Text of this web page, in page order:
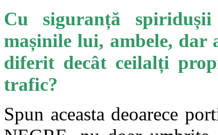
Cu siguranță
mașinile lui, ambele, dar
diferit decât ceilalți
trafic?
Spun aceasta deoarece